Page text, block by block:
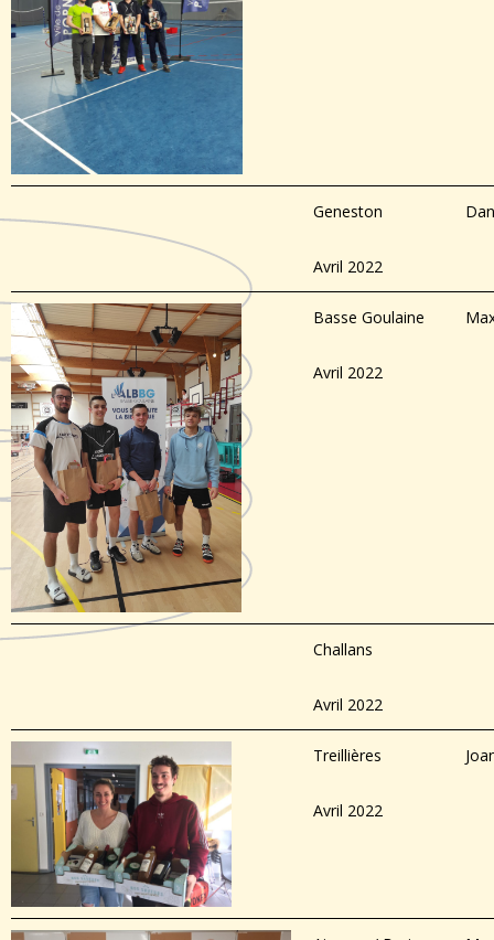
Geneston
Avril 2022
Basse Goulaine
Avril 2022
Challans
Avril 2022
Treillières
Avril 2022